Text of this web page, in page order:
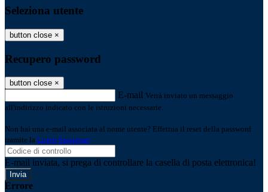
Seleziona utente
button close ×
Recupero password
button close ×
E-mail Verrà inviato un messaggio
all'indirizzo indicato con le istruzioni necessarie.
Non hai una e-mail associata al nome utente? Effettua il reset della password
tramite la Login Spaggiari
E-mail inviata, si prega di controllare la casella di posta elettronica!
Errore